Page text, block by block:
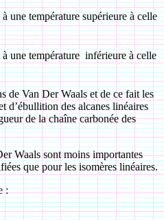
une température supérieure à celle
une température inférieure à celle
de Van Der Waals et de ce fait les
d’ébullition des alcanes linéaires
de la chaîne carbonée des
Waals sont moins importantes
que pour les isomères linéaires.
: